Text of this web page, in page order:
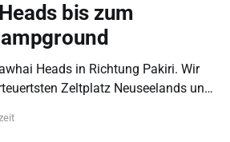
bis zum
Heads in Richtung Pakiri. Wir
Zeltplatz Neuseelands und